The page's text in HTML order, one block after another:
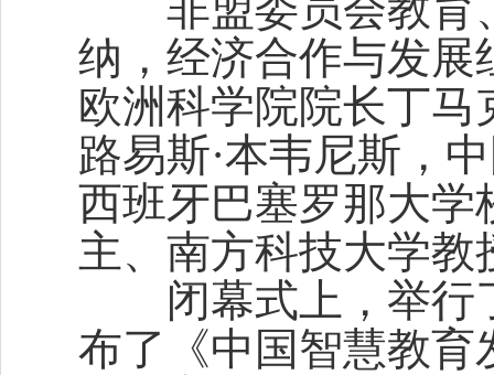
纳，经济合作与发展
欧洲科学院院长丁
路易斯·本韦尼斯，
西班牙巴塞罗那大学
主、南方科技大学教
闭幕式上，举行
布了《中国智慧教育